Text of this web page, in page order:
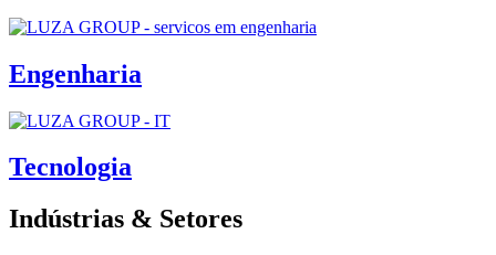
Engenharia
Tecnologia
Indústrias & Setores